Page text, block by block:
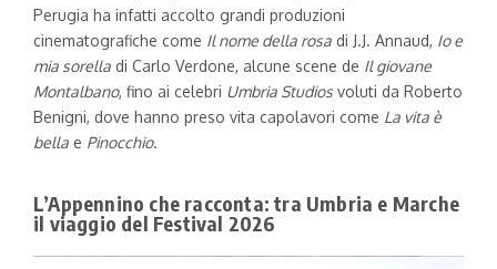
Perugia ha infatti accolto grandi produzioni
cinematografiche come Il nome della rosa di J.J. Annaud, Io e
mia sorella di Carlo Verdone, alcune scene de Il giovane
Montalbano, fino ai celebri Umbria Studios voluti da Roberto
Benigni, dove hanno preso vita capolavori come La vita è
bella e Pinocchio.
L’Appennino che racconta: tra Umbria e Marche
il viaggio del Festival 2026